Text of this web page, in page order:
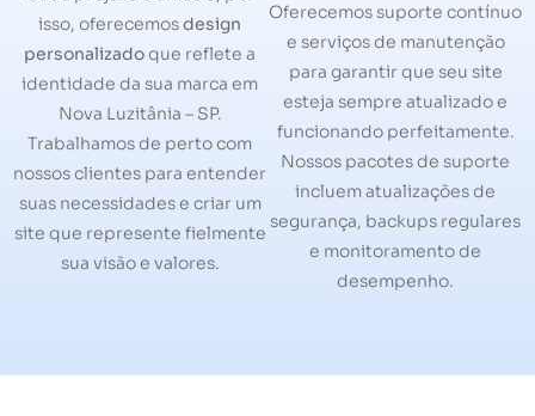
isso, oferecemosdesign
personalizadoque reflete a
identidade da sua marca em
Nova Luzitânia – SP.
Trabalhamos de perto com
nossos clientes para entender
suas necessidades e criar um
site que represente fielmente
sua visão e valores.
Oferecemos suporte contínuo
e serviços de manutenção
para garantir que seu site
esteja sempre atualizado e
funcionando perfeitamente.
Nossos pacotes de suporte
incluem atualizações de
segurança, backups regulares
e monitoramento de
desempenho.